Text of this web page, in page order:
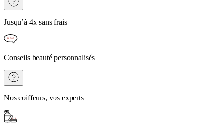
Jusqu’à 4x sans frais
Conseils beauté personnalisés
Nos coiffeurs, vos experts